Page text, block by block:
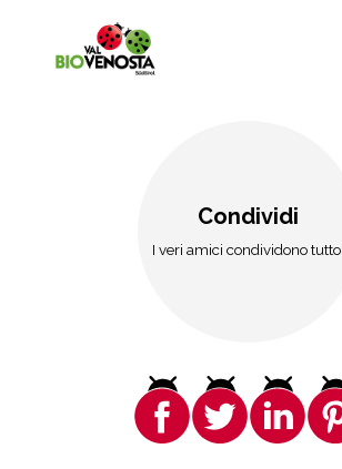
Condividi
I veri amici condividono tutto.